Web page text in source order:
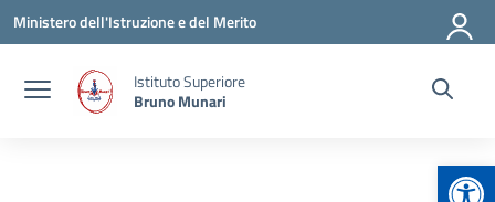
Vai ai contenuti
Vai al menu di navigazione
Vai al footer
Ministero dell'Istruzione e del Merito
Istituto Superiore
Bruno Munari